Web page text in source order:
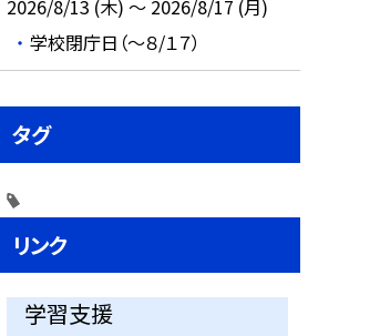
2026/8/13 (木) ～ 2026/8/17 (月)
学校閉庁日（～８/１７）
タグ
リンク
学習支援